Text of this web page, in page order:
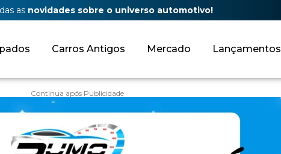
as novidades sobre o universo automotivo!
Carros Antigos Mercado Lançamentos
Continua após Publicidade